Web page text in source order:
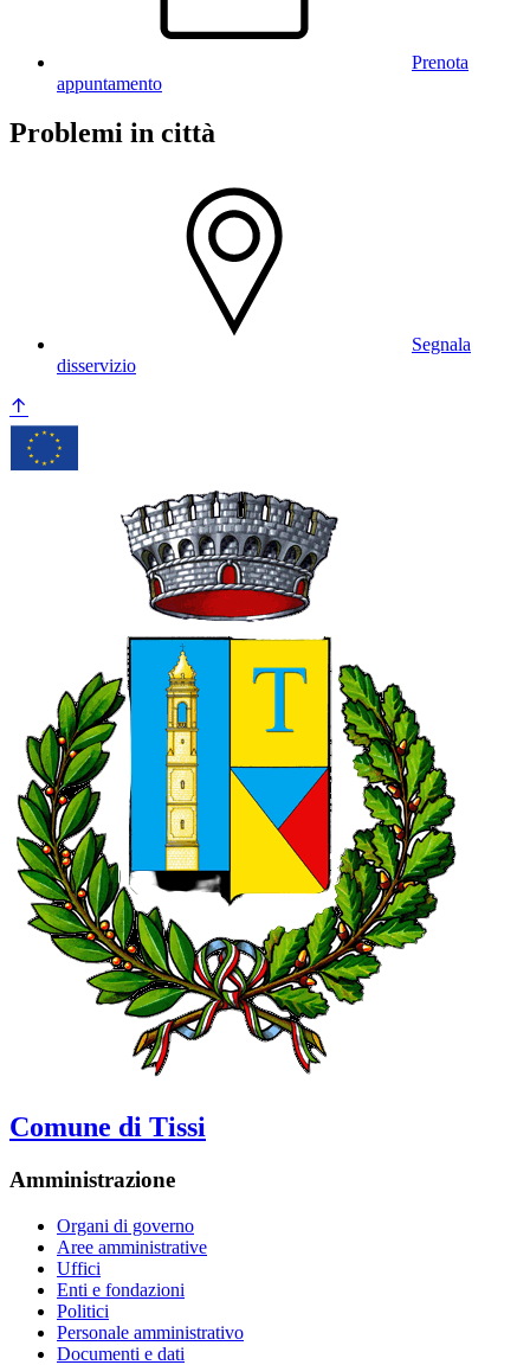
Prenota
appuntamento
Problemi in città
Segnala
disservizio
Comune di Tissi
Amministrazione
Organi di governo
Aree amministrative
Uffici
Enti e fondazioni
Politici
Personale amministrativo
Documenti e dati